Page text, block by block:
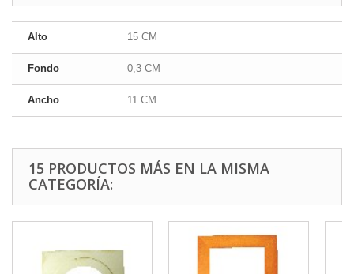
Alto 15 CM
Fondo 0,3 CM
Ancho 11 CM
15 PRODUCTOS MÁS EN LA MISMA
CATEGORÍA: